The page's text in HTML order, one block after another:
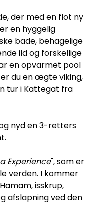
der med en flot ny
en hyggelig
bade, behagelige
ild og forskellige
en opvarmet pool
du en ægte viking,
tur i Kattegat fra
nyd en 3-retters
Experience", som er
verden. I kommer
isskrup,
afslapning ved den